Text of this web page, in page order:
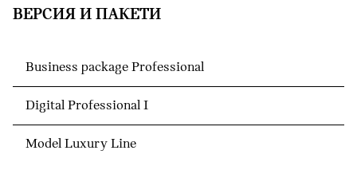
ВЕРСИЯ И ПАКЕТИ
Business package Professional
Digital Professional I
Model Luxury Line